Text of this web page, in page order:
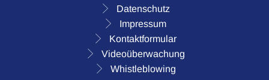
Datenschutz
Impressum
Kontaktformular
Videoüberwachung
Whistleblowing